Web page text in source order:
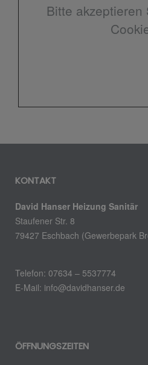
Bitte akzeptieren
KONTAKT
David Hanser Heizung Sanitär
Staufener Str. 8
79427 Eschbach (Gewerbepark
Telefon: 07634 – 5537774
E-Mail: info@davidhanser.de
ÖFFNUNGSZEITEN